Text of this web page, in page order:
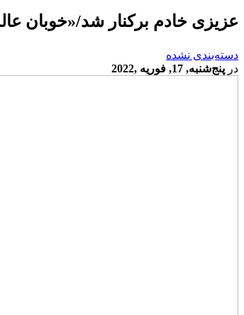
عزیزی خادم برکنار شد/«خوبان
دسته‌بندی نشده
در پنج‌شنبه, 17, فوریه ,2022